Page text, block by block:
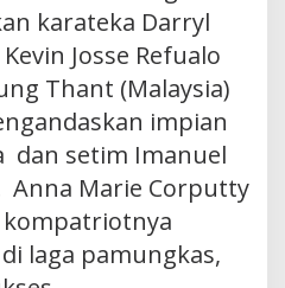
karateka Darryl
Josse Refualo
Thant (Malaysia)
impian
dan setim Imanuel
Marie Corputty
laga pamungkas,